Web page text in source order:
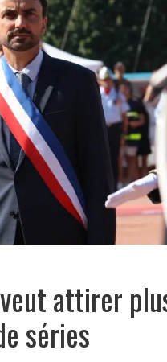
attirer
séries